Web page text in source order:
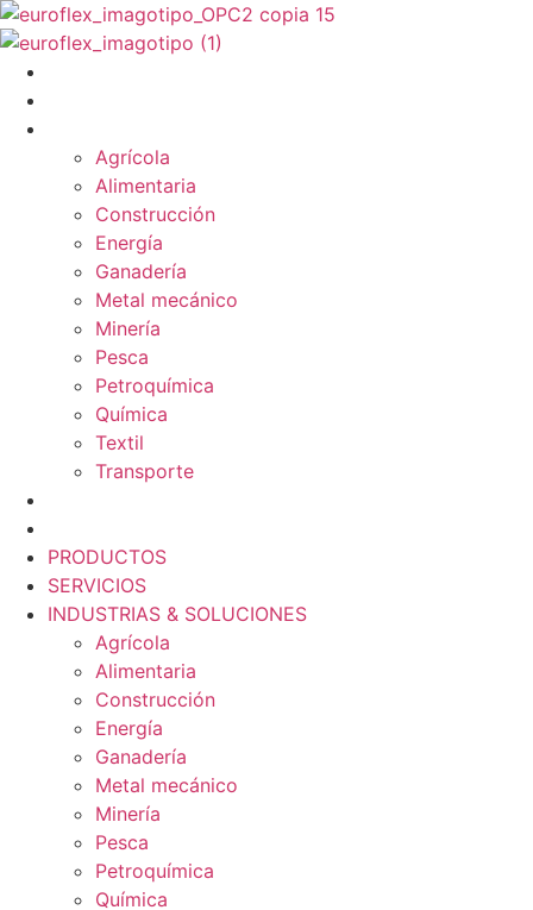
Ir
al
contenido
Agrícola
Alimentaria
Construcción
Energía
Ganadería
Metal mecánico
Minería
Pesca
Petroquímica
Química
Textil
Transporte
PRODUCTOS
SERVICIOS
INDUSTRIAS & SOLUCIONES
Agrícola
Alimentaria
Construcción
Energía
Ganadería
Metal mecánico
Minería
Pesca
Petroquímica
Química